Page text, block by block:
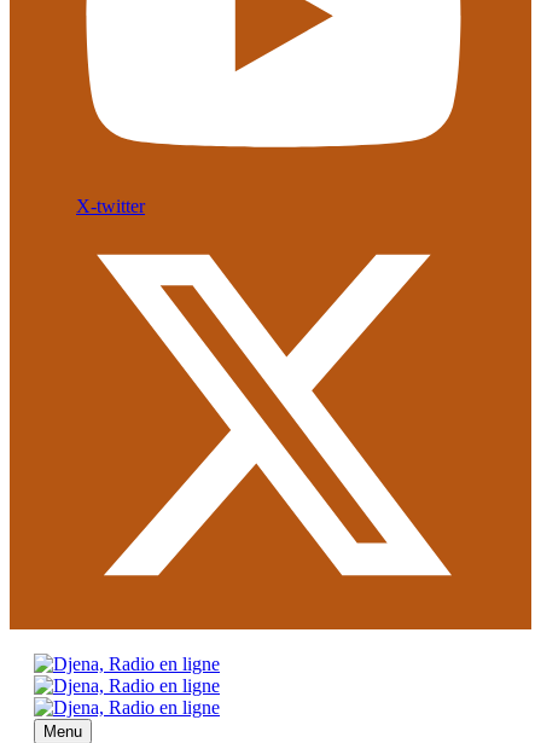
X-twitter
Menu